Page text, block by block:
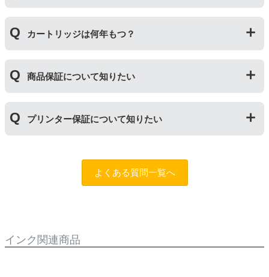
は互換インク、他の色は純正インクを使う等）ただし、
用おいては、当店でテストしておりません。万が一動作
ください。
ご相談ください。また互換インクカートリッジには「
ふ
たつの保証」を設けております。商品はご購入から１年
ら１年以内であれば保証の適用が可能です。
カートリッジは何年もつ？
ら１年間とさせていただいておりますので、可能な限り
保証期間内に使い切っていただくようお願いいたしま
保管をお願いいたします。
商品保証について知りたい
保証期間：ご購入日から１年間
トラブルが発生した際、サポートスタッフにご相談のう
品返金を承る制度です。
※商品の不具合ではなく、プリンターの操作方法によっ
て改善する場合もありますので、まずは当店までご相談
・商品を返送する前に必ず当店までご連絡をいただきサ
プリンター保証について知りたい
保証期間：プリンター本体ご購入日から１年間
当店のインクが原因でトラブルが発生し、サポートスタ
作方法によって改善する場合もありますので、まずは当
よくある質問一覧へ
インク関連商品